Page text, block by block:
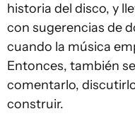
historia del disco, y
con sugerencias de
cuando la música
Entonces, también
comentarlo,
construir.